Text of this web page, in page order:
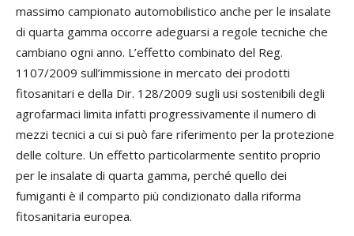
massimo campionato automobilistico anche per le insalate
di quarta gamma occorre adeguarsi a regole tecniche che
cambiano ogni anno. L’effetto combinato del Reg.
1107/2009 sull’immissione in mercato dei prodotti
fitosanitari e della Dir. 128/2009 sugli usi sostenibili degli
agrofarmaci limita infatti progressivamente il numero di
mezzi tecnici a cui si può fare riferimento per la protezione
delle colture. Un effetto particolarmente sentito proprio
per le insalate di quarta gamma, perché quello dei
fumiganti è il comparto più condizionato dalla riforma
fitosanitaria europea.